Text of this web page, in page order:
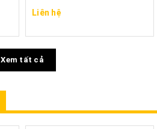
Liên hệ
Xem tất cả